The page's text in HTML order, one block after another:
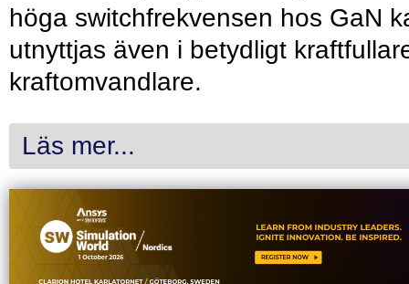
höga switchfrekvensen hos GaN
utnyttjas även i betydligt
kraftomvandlare.
Läs mer...